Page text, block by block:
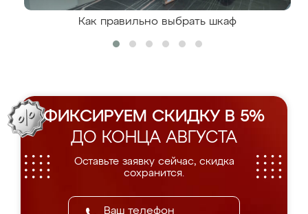
Как правильно выбрать шкаф
ФИКСИРУЕМ СКИДКУ В 5%
ДО КОНЦА АВГУСТА
Оставьте заявку сейчас, скидка
сохранится.